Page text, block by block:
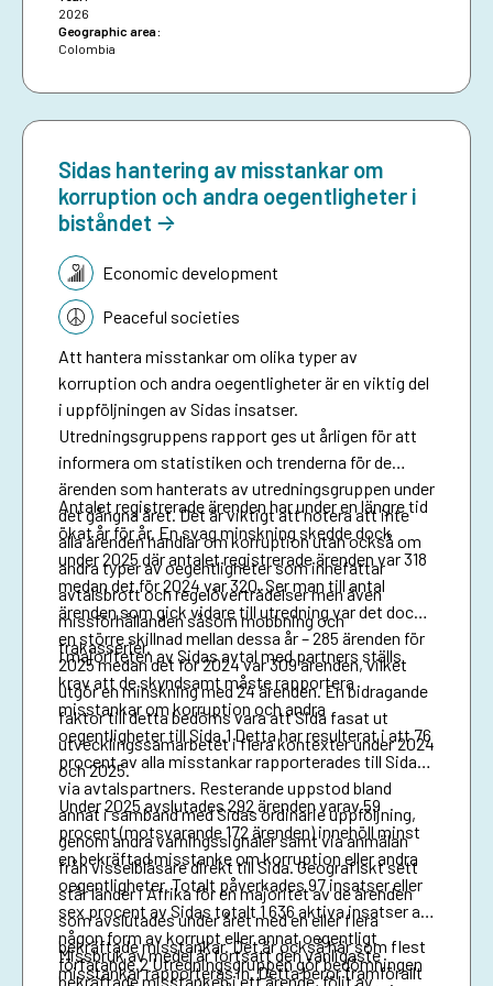
2026
Geographic area:
Colombia
Sidas hantering av misstankar om
korruption och andra oegentligheter i
biståndet
Topic:Economic development
Peaceful societies
Att hantera misstankar om olika typer av
korruption och andra oegentligheter är en viktig del
i uppföljningen av Sidas insatser.
Utredningsgruppens rapport ges ut årligen för att
informera om statistiken och trenderna för de
ärenden som hanterats av utredningsgruppen under
det gångna året. Det är viktigt att notera att inte
alla ärenden handlar om korruption utan också om
andra typer av oegentligheter som innefattar
avtalsbrott och regelöverträdelser men även
missförhållanden såsom mobbning och
trakasserier.
Antalet registrerade ärenden har under en längre tid
ökat år för år. En svag minskning skedde dock
under 2025 där antalet registrerade ärenden var 318
medan det för 2024 var 320. Ser man till antal
ärenden som gick vidare till utredning var det dock
en större skillnad mellan dessa år – 285 ärenden för
2025 medan det för 2024 var 309 ärenden, vilket
utgör en minskning med 24 ärenden. En bidragande
faktor till detta bedöms vara att Sida fasat ut
utvecklingssamarbetet i flera kontexter under 2024
och 2025.
I majoriteten av Sidas avtal med partners ställs
krav att de skyndsamt måste rapportera
misstankar om korruption och andra
oegentligheter till Sida.1 Detta har resulterat i att 76
procent av alla misstankar rapporterades till Sida
via avtalspartners. Resterande uppstod bland
annat i samband med Sidas ordinarie uppföljning,
genom andra varningssignaler samt via anmälan
från visselblåsare direkt till Sida. Geografiskt sett
står länder i Afrika för en majoritet av de ärenden
som avslutades under året med en eller flera
bekräftade misstankar. Det är också här som flest
misstankar rapporteras in. Detta beror framförallt
Under 2025 avslutades 292 ärenden varav 59
procent (motsvarande 172 ärenden) innehöll minst
en bekräftad misstanke om korruption eller andra
oegentligheter. Totalt påverkades 97 insatser eller
sex procent av Sidas totalt 1 636 aktiva insatser av
någon form av korrupt eller annat oegentligt
förfarande.2 Utredningsgruppen gör bedömningen
Missbruk av medel är fortsatt den vanligaste
bekräftade misstanken i ett ärende, följt av